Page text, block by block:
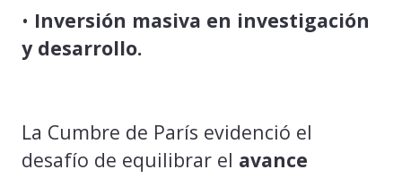
• Inversión masiva en investigación
y desarrollo.
La Cumbre de París evidenció el
desafío de equilibrar el avance